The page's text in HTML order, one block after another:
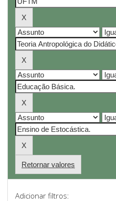
Retornar valores
Adicionar filtros: